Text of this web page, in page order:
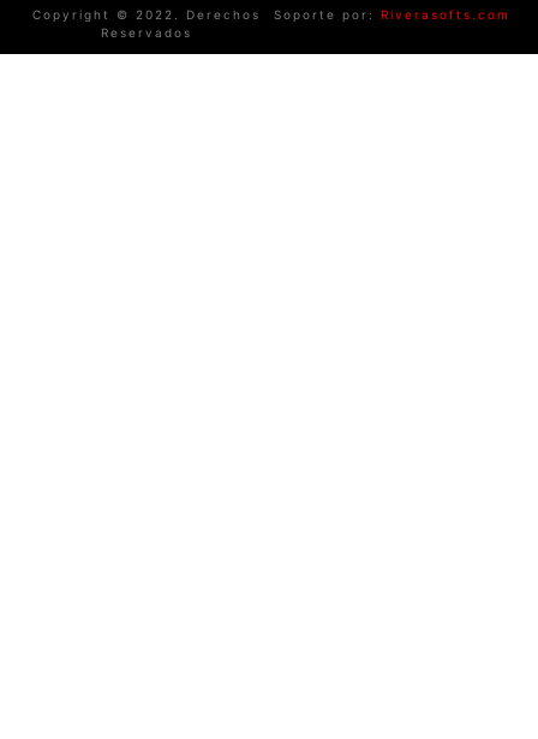
Copyright © 2022. Derechos
Reservados
Soporte por: Riverasofts.com